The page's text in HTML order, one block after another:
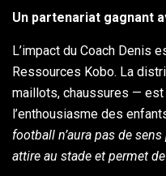
Un partenariat gagnant
L’impact du Coach Denis
Ressources Kobo. La
maillots, chaussures —
l’enthousiasme des
football n’aura pas de
attire au stade et permet